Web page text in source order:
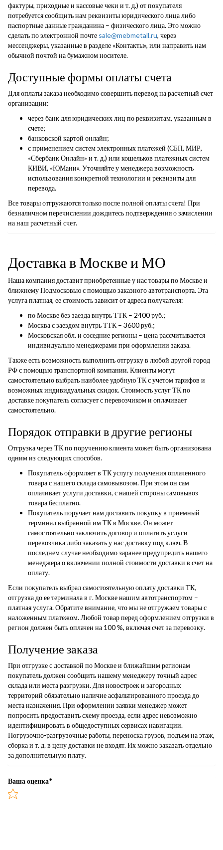
фактуры, приходные и кассовые чеки и т. д.) от покупателя
потребуется сообщить нам реквизиты юридического лица либо
паспортные данные гражданина – физического лица. Это можно
сделать по электронной почте sale@mebmetall.ru, через
мессенджеры, указанные в разделе «Контакты», или направить нам
обычной почтой на бумажном носителе.
Доступные формы оплаты счета
Для оплаты заказа необходимо совершить перевод на расчетный счет
организации:
через банк для юридических лиц по реквизитам, указанным в
счете;
банковской картой онлайн;
с применением систем электронных платежей (СБП, МИР,
«Сбербанк Онлайн» и т. д.) или кошельков платежных систем
КИВИ, «ЮМани». Уточняйте у менеджера возможность
использования конкретной технологии и реквизиты для
перевода.
Все товары отгружаются только после полной оплаты счета! При
безналичном перечислении дождитесь подтверждения о зачислении
на наш расчетный счет.
Доставка в Москве и МО
Наша компания доставит приобретенные у нас товары по Москве и
ближнему Подмосковью с помощью заказного автотранспорта. Эта
услуга платная, ее стоимость зависит от адреса получателя:
по Москве без заезда внутрь ТТК – 2400 руб.;
Москва с заездом внутрь ТТК – 3600 руб.;
Московская обл. и соседние регионы – цена рассчитывается
индивидуально менеджерами при оформлении заказа.
Также есть возможность выполнить отгрузку в любой другой город
РФ с помощью транспортной компании. Клиенты могут
самостоятельно выбрать наиболее удобную ТК с учетом тарифов и
возможных индивидуальных скидок. Стоимость услуг ТК по
доставке покупатель согласует с перевозчиком и оплачивает
самостоятельно.
Порядок отправки в другие регионы
Отгрузка через ТК по поручению клиента может быть организована
одним из следующих способов.
Покупатель оформляет в ТК услугу получения оплаченного
товара с нашего склада самовывозом. При этом он сам
оплачивает услуги доставки, с нашей стороны самовывоз
товара бесплатно.
Покупатель поручает нам доставить покупку в приемный
терминал выбранной им ТК в Москве. Он может
самостоятельно заключить договор и оплатить услуги
перевозчика либо заказать у нас доставку под ключ. В
последнем случае необходимо заранее предупредить нашего
менеджера о включении полной стоимости доставки в счет на
оплату.
Если покупатель выбрал самостоятельную оплату доставки ТК,
отгрузка до ее терминала в г. Москве нашим автотранспортом –
платная услуга. Обратите внимание, что мы не отгружаем товары с
наложенным платежом. Любой товар перед оформлением отгрузки в
регион должен быть оплачен на 100 %, включая счет за перевозку.
Получение заказа
При отгрузке с доставкой по Москве и ближайшим регионам
покупатель должен сообщить нашему менеджеру точный адрес
склада или места разгрузки. Для новостроек и загородных
территорий обязательно наличие асфальтированного проезда до
места назначения. При оформлении заявки менеджер может
попросить предоставить схему проезда, если адрес невозможно
идентифицировать в общедоступных сервисах навигации.
Погрузочно-разгрузочные работы, переноска грузов, подъем на этаж,
сборка и т. д. в цену доставки не входят. Их можно заказать отдельно
за дополнительную плату.
Ваша оценка*